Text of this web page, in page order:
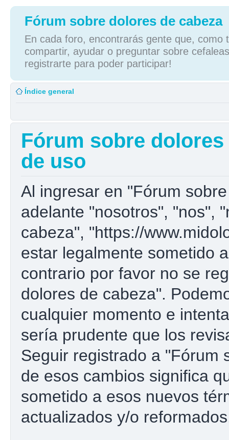
Fórum sobre dolores de cabeza
En cada foro, encontrarás gente que, como
compartir, ayudar o preguntar sobre
registrarte para poder participar!
Índice general
Fórum sobre
de uso
Al ingresar en "Fórum
adelante "nosotros", "nos",
cabeza", "https://
estar legalmente sometido
contrario por favor no se
dolores de cabeza".
cualquier momento e
sería prudente que los
Seguir registrado a "Fórum
de esos cambios significa
sometido a esos nuevos
actualizados y/o